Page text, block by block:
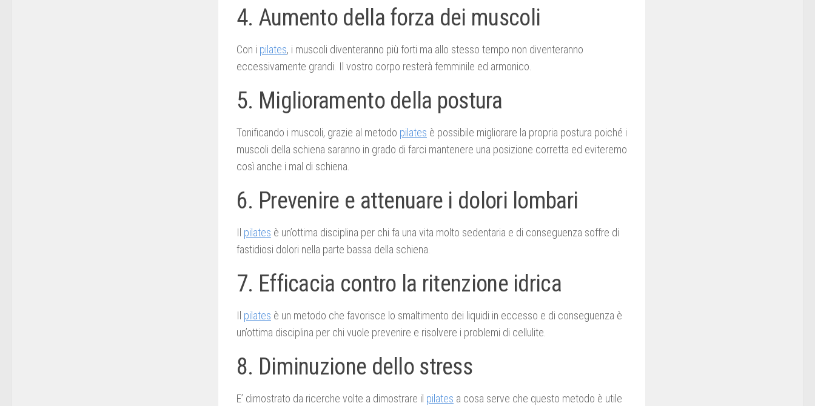
4. Aumento della forza dei muscoli
Con i pilates, i muscoli diventeranno più forti ma allo stesso tempo non diventeranno
eccessivamente grandi. Il vostro corpo resterà femminile ed armonico.
5. Miglioramento della postura
Tonificando i muscoli, grazie al metodo pilates è possibile migliorare la propria postura poiché i
muscoli della schiena saranno in grado di farci mantenere una posizione corretta ed eviteremo
così anche i mal di schiena.
6. Prevenire e attenuare i dolori lombari
Il pilates è un’ottima disciplina per chi fa una vita molto sedentaria e di conseguenza soffre di
fastidiosi dolori nella parte bassa della schiena.
7. Efficacia contro la ritenzione idrica
Il pilates è un metodo che favorisce lo smaltimento dei liquidi in eccesso e di conseguenza è
un’ottima disciplina per chi vuole prevenire e risolvere i problemi di cellulite.
8. Diminuzione dello stress
E’ dimostrato da ricerche volte a dimostrare il pilates a cosa serve che questo metodo è utile